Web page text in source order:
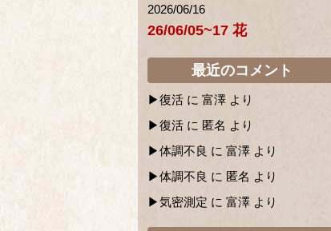
2026/06/16
26/06/05~17 花
最近のコメント
復活 に 富澤 より
復活 に 匿名 より
体調不良 に 富澤 より
体調不良 に 匿名 より
気密測定 に 富澤 より